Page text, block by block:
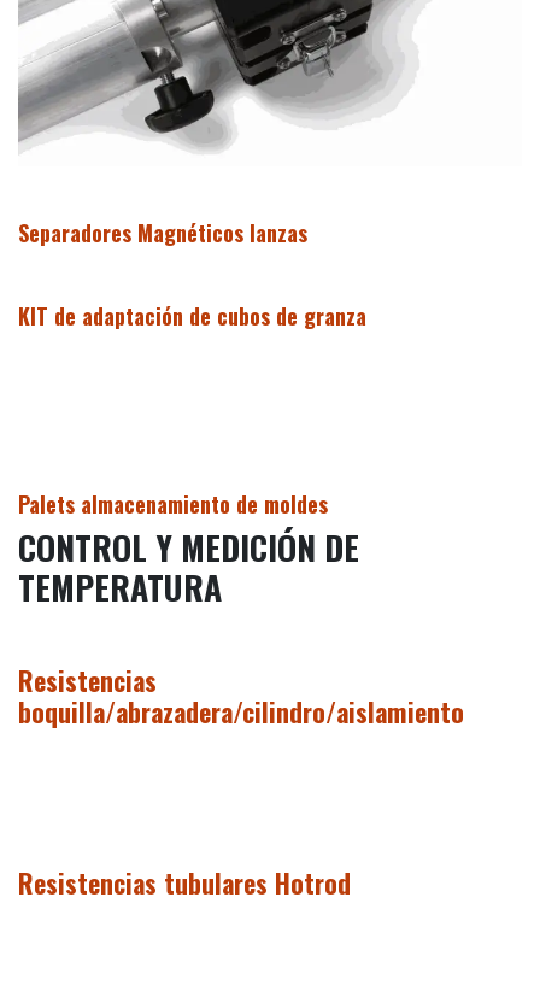
Separadores Magnéticos lanzas
KIT de adaptación de cubos de granza
Palets almacenamiento de moldes
CONTROL Y MEDICIÓN DE
TEMPERATURA
Resistencias
boquilla/abrazadera/cilindro/aislamiento
Resistencias tubulares Hotrod